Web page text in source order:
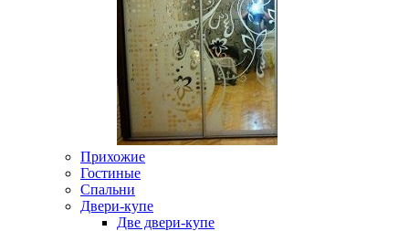
Прихожие
Гостиные
Спальни
Двери-купе
Две двери-купе